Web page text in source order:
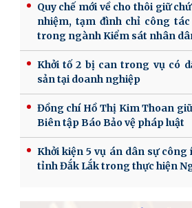
Quy chế mới về cho thôi giữ
nhiệm, tạm đình chỉ công
trong ngành Kiểm sát nhân
Khởi tố 2 bị can trong vụ có
sản tại doanh nghiệp
Đồng chí Hồ Thị Kim Thoan
Biên tập Báo Bảo vệ pháp luật
Khởi kiện 5 vụ án dân sự công
tỉnh Đắk Lắk trong thực hiện